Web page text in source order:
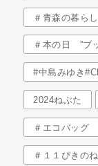
＃青森の暮らし
＃本の日 ”ブ
#中島みゆき
2024ねぶた
＃エコバッ
＃１１ぴきの